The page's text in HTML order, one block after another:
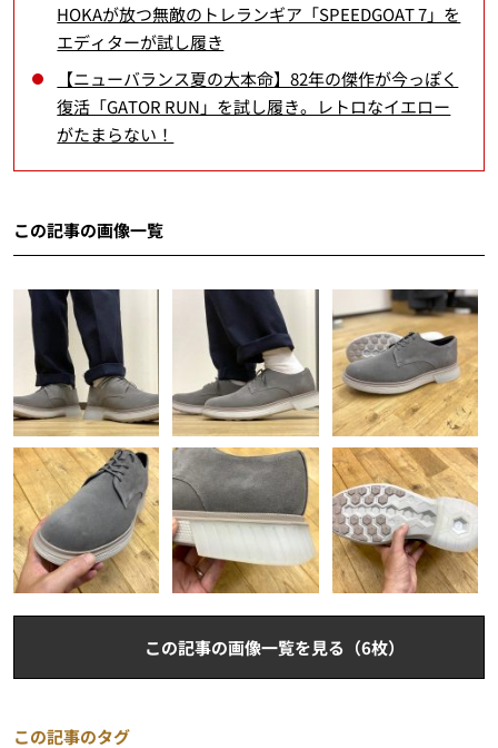
HOKAが放つ無敵のトレランギア「SPEEDGOAT 7」を
エディターが試し履き
【ニューバランス夏の大本命】82年の傑作が今っぽく
復活「GATOR RUN」を試し履き。レトロなイエロー
がたまらない！
この記事の画像一覧
この記事の画像一覧を見る（6枚）
この記事のタグ